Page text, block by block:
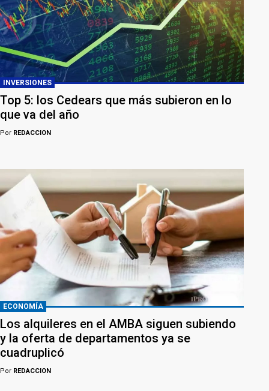
INVERSIONES
Top 5: los Cedears que más subieron en lo
que va del año
Por REDACCION
ECONOMÍA
Los alquileres en el AMBA siguen subiendo
y la oferta de departamentos ya se
cuadruplicó
Por REDACCION